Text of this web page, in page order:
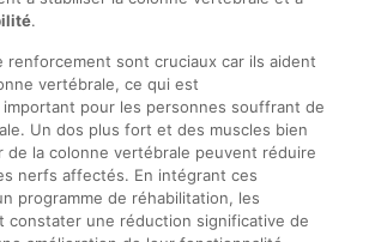
.
renforcement sont cruciaux car ils aident
vertébrale, ce qui est
pour les personnes souffrant de
Un dos plus fort et des muscles bien
de la colonne vertébrale peuvent réduire
nerfs affectés. En intégrant ces
programme de réhabilitation, les
constater une réduction significative de